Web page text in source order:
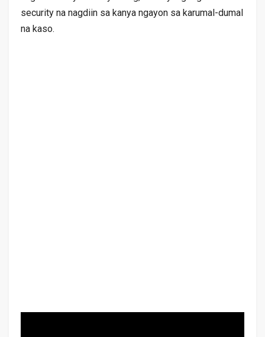
security na nagdiin sa kanya ngayon sa karumal-dumal
na kaso.